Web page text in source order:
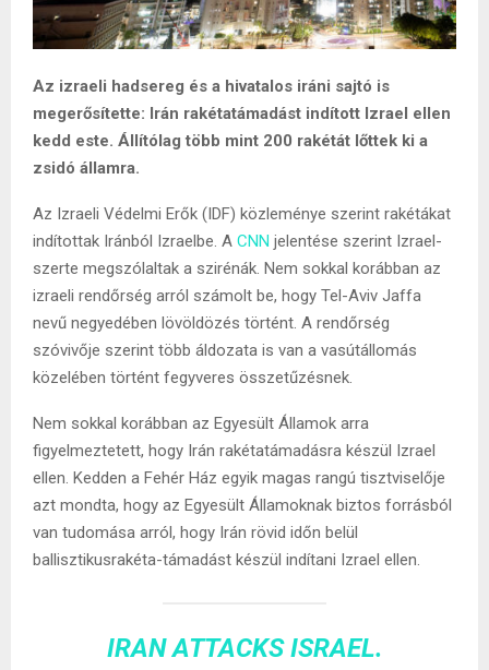
Az izraeli hadsereg és a hivatalos iráni sajtó is
megerősítette: Irán rakétatámadást indított Izrael ellen
kedd este. Állítólag több mint 200 rakétát lőttek ki a
zsidó államra.
Az Izraeli Védelmi Erők (IDF) közleménye szerint rakétákat
indítottak Iránból Izraelbe. A CNN jelentése szerint Izrael-
szerte megszólaltak a szirénák. Nem sokkal korábban az
izraeli rendőrség arról számolt be, hogy Tel-Aviv Jaffa
nevű negyedében lövöldözés történt. A rendőrség
szóvivője szerint több áldozata is van a vasútállomás
közelében történt fegyveres összetűzésnek.
Nem sokkal korábban az Egyesült Államok arra
figyelmeztetett, hogy Irán rakétatámadásra készül Izrael
ellen. Kedden a Fehér Ház egyik magas rangú tisztviselője
azt mondta, hogy az Egyesült Államoknak biztos forrásból
van tudomása arról, hogy Irán rövid időn belül
ballisztikusrakéta-támadást készül indítani Izrael ellen.
IRAN ATTACKS ISRAEL.